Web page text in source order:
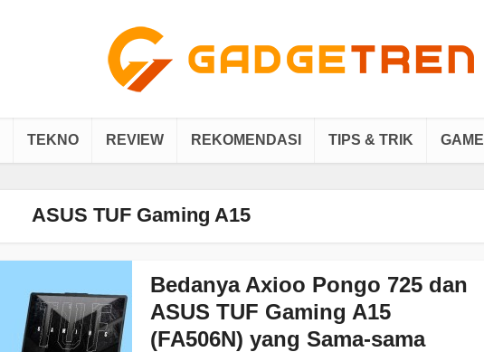
TEKNO REVIEW REKOMENDASI TIPS & TRIK GAME
ASUS TUF Gaming A15
Bedanya Axioo Pongo 725 dan
ASUS TUF Gaming A15
(FA506N) yang Sama-sama